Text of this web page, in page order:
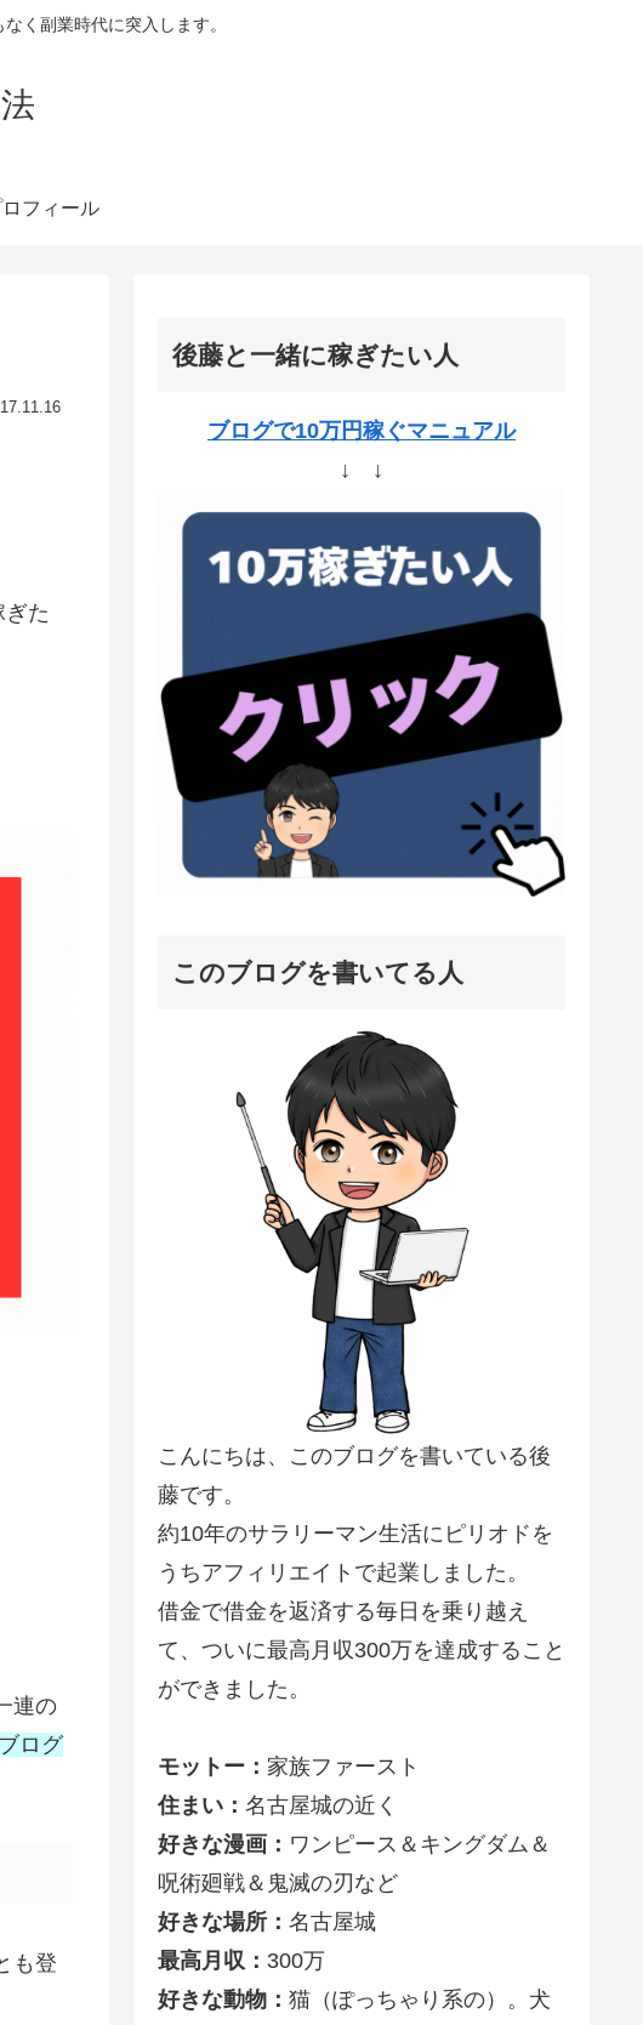
く副業時代に突入します。
ロフィール
た
連の
ログ
も登
後藤と一緒に稼ぎたい人
ブログで10万円稼ぐマニュアル
↓ ↓
このブログを書いてる人
こんにちは、このブログを書いている後
藤です。
約10年のサラリーマン生活にピリオドを
うちアフィリエイトで起業しました。
借金で借金を返済する毎日を乗り越え
て、ついに最高月収300万を達成すること
ができました。
モットー： 家族ファースト
住まい： 名古屋城の近く
好きな漫画： ワンピース＆キングダム＆
呪術廻戦＆鬼滅の刃など
好きな場所： 名古屋城
最高月収： 300万
好きな動物： 猫（ぽっちゃり系の）。犬